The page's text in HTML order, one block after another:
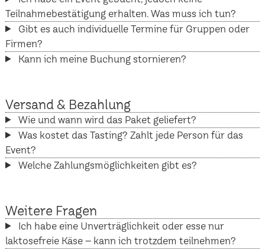
Teilnahmebestätigung erhalten. Was muss ich tun?
Gibt es auch individuelle Termine für Gruppen oder
Firmen?
Kann ich meine Buchung stornieren?
Versand & Bezahlung
Wie und wann wird das Paket geliefert?
Was kostet das Tasting? Zahlt jede Person für das
Event?
Welche Zahlungsmöglichkeiten gibt es?
Weitere Fragen
Ich habe eine Unverträglichkeit oder esse nur
laktosefreie Käse – kann ich trotzdem teilnehmen?